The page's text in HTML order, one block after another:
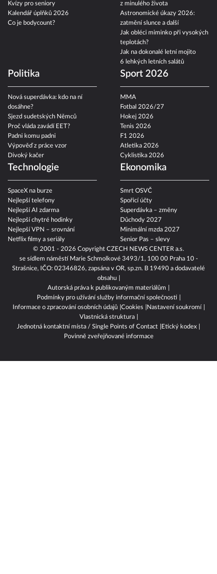
© 2001 - 2026 Copyright CZECH NEWS CENTER a.s.
se sídlem náměstí Marie Schmolkové 3493/1, 100 00 Praha 10 -
Strašnice, IČO: 02346826, zapsána v OR, sp.zn. B 19490 a dodavatelé
obsahu
Autorská práva k publikovaným materiálům
Podmínky pro užívání služby informační společnosti
Informace o zpracování osobních údajů Cookies
Nastavení soukromí
Vlastnická struktura
Jednotná kontaktní místa / Single Points of Contact
Etický kodex
Povinně zveřejňované informace
Kvízy pro seniory
Kalendář úplňků 2026
Co je bodycount?
z minulého života
Astronomické úkazy 2026:
zatmění slunce a další
Jak obléci miminko při vysokých
teplotách?
Jak na dokonalé letní mojito
6 lehkých letních salátů
Politika
Nová superdávka: kdo na ní
dosáhne?
Sjezd sudetských Němců
Proč vláda zavádí EET?
Padni komu padni
Výpověď z práce vzor
Divoký kačer
Sport 2026
MMA
Fotbal 2026/27
Hokej 2026
Tenis 2026
F1 2026
Atletika 2026
Cyklistika 2026
Technologie
SpaceX na burze
Nejlepší telefony
Nejlepší AI zdarma
Nejlepší chytré hodinky
Nejlepší VPN – srovnání
Netflix filmy a seriály
Ekonomika
Smrt OSVČ
Spořicí účty
Superdávka – změny
Důchody 2027
Minimální mzda 2027
Senior Pas – slevy